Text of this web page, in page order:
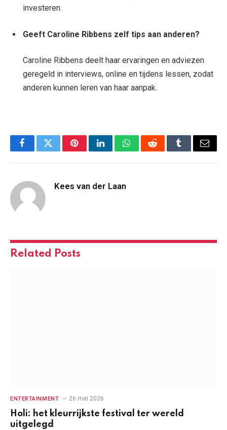
investeren.
Geeft Caroline Ribbens zelf tips aan anderen?
Caroline Ribbens deelt haar ervaringen en adviezen
geregeld in interviews, online en tijdens lessen, zodat
anderen kunnen leren van haar aanpak.
FacebookTwitterPinterestLinkedInWhatsAppRedditTumblrEmail
Kees van der Laan
Related Posts
ENTERTAINMENT 26 mei 2026
Holi: het kleurrijkste festival ter wereld
uitgelegd